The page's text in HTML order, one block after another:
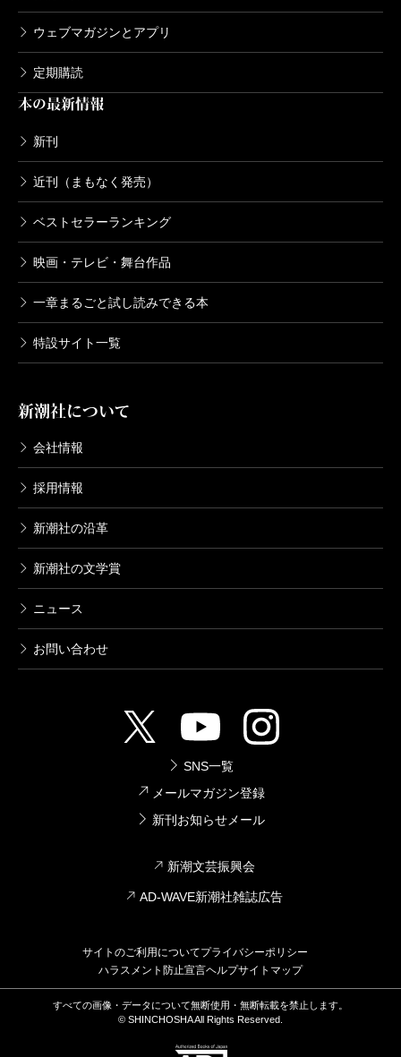
ウェブマガジンとアプリ
定期購読
本の最新情報
新刊
近刊（まもなく発売）
ベストセラーランキング
映画・テレビ・舞台作品
一章まるごと試し読みできる本
特設サイト一覧
新潮社について
会社情報
採用情報
新潮社の沿革
新潮社の文学賞
ニュース
お問い合わせ
SNS一覧
メールマガジン登録
新刊お知らせメール
新潮文芸振興会
AD-WAVE新潮社雑誌広告
サイトのご利用についてプライバシーポリシー
ハラスメント防止宣言ヘルプサイトマップ
すべての画像・データについて無断使用・無断転載を禁止します。
© SHINCHOSHA All Rights Reserved.